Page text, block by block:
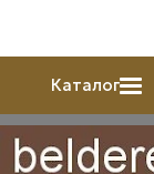
Каталог